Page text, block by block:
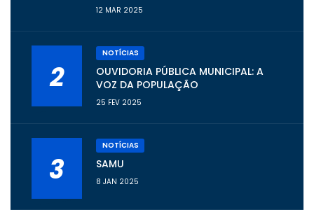
12 MAR 2025
2
NOTÍCIAS
OUVIDORIA PÚBLICA MUNICIPAL: A
VOZ DA POPULAÇÃO
25 FEV 2025
3
NOTÍCIAS
SAMU
8 JAN 2025